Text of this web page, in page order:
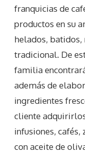
franquicias de
productos en su
helados,
tradicional. De
familia
además de
ingredientes
cliente
infusiones, cafés,
con aceite de